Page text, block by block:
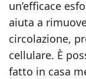
un’efficace
aiuta a
circolazione,
cellulare. È
fatto in casa